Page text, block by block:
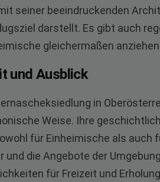
seiner beeindruckenden
darstellt. Es gibt auch
gleichermaßen
und Ausblick
in
Weise. Ihre
für Einheimische als auch
und die Angebote der
für Freizeit und